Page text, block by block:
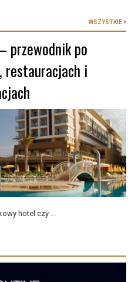
WSZYSTKIE
przewodnik po
restauracjach i
hotel czy ...